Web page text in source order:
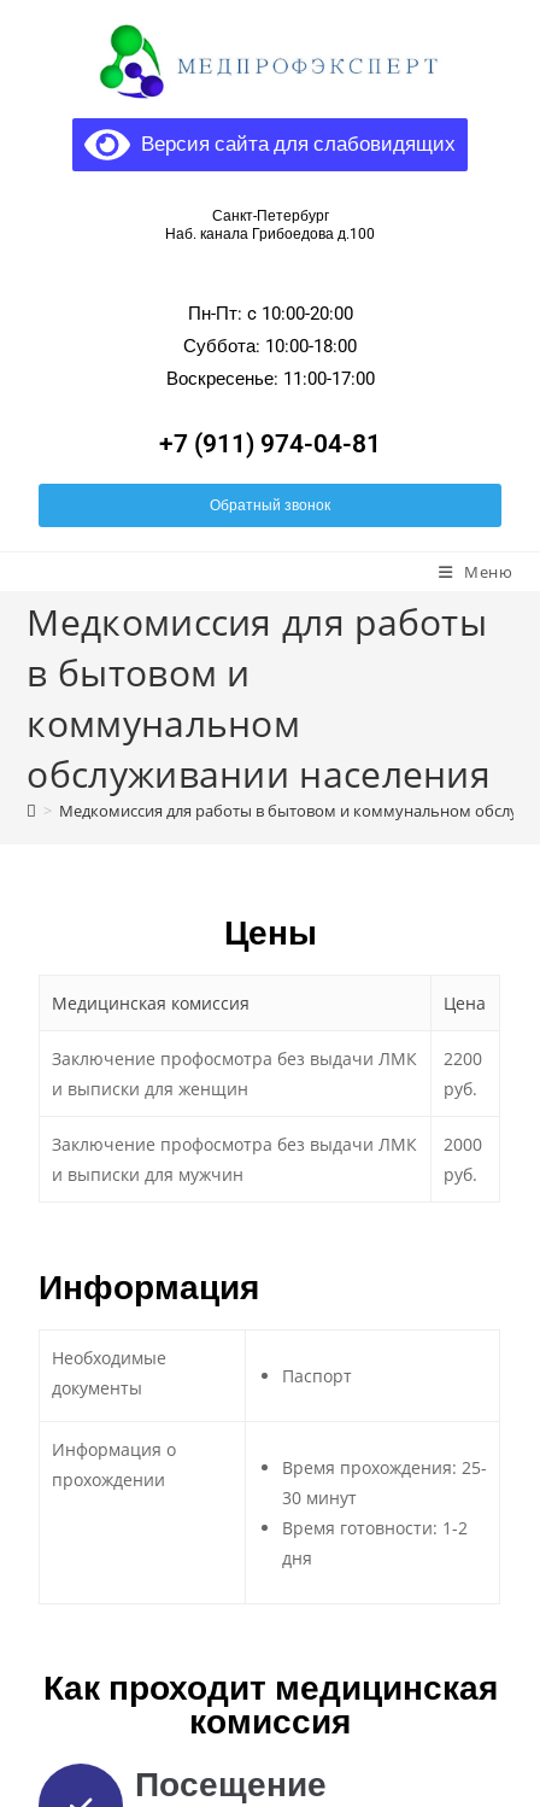
Версия сайта для слабовидящих
Санкт-Петербург
Наб. канала Грибоедова д.100
Пн-Пт: c 10:00-20:00
Суббота: 10:00-18:00
Воскресенье: 11:00-17:00
+7 (911) 974-04-81
Обратный звонок
Меню
Медкомиссия для работы
в бытовом и
коммунальном
обслуживании населения
> Медкомиссия для работы в бытовом и коммунальном
Цены
Медицинская комиссия Цена
Заключение профосмотра без выдачи ЛМК
и выписки для женщин
2200
руб.
Заключение профосмотра без выдачи ЛМК
и выписки для мужчин
2000
руб.
Информация
Необходимые
документы
Паспорт
Информация о
прохождении
Время прохождения: 25-
30 минут
Время готовности: 1-2
дня
Как проходит медицинская
комиссия
Посещение